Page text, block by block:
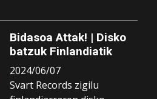
Bidasoa Attak! | Disko
batzuk Finlandiatik
2024/06/07
Svart Records zigilu